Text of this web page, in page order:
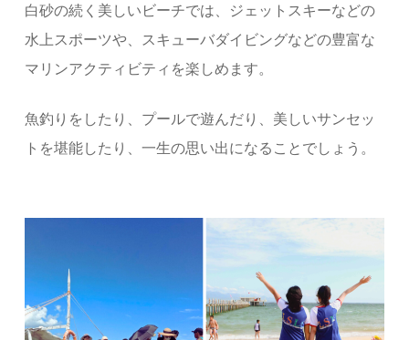
白砂の続く美しいビーチでは、ジェットスキーなどの
水上スポーツや、スキューバダイビングなどの豊富な
マリンアクティビティを楽しめます。
魚釣りをしたり、プールで遊んだり、美しいサンセッ
トを堪能したり、一生の思い出になることでしょう。